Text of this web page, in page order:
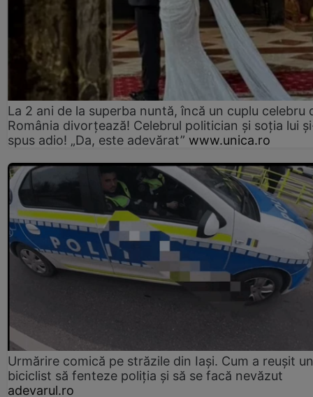
La 2 ani de la superba nuntă, încă un cuplu celebru
România divorțează! Celebrul politician și soția lui
spus adio! „Da, este adevărat” www.unica.ro
Urmărire comică pe străzile din Iași. Cum a reușit un
biciclist să fenteze poliția și să se facă nevăzut
adevarul.ro